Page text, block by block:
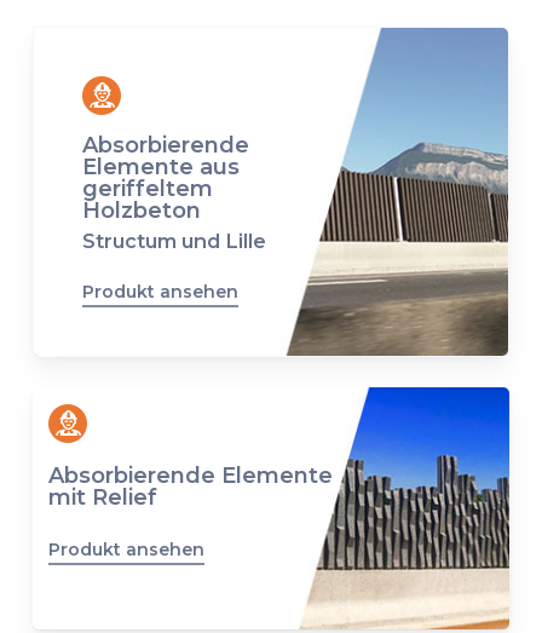
Absorbierende
Elemente aus
geriffeltem
Holzbeton
Structum und Lille
Produkt ansehen
Absorbierende Elemente
mit Relief
Produkt ansehen